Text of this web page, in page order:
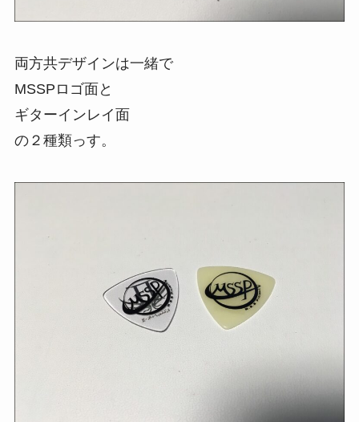
両方共デザインは一緒で
MSSPロゴ面と
ギターインレイ面
の２種類っす。